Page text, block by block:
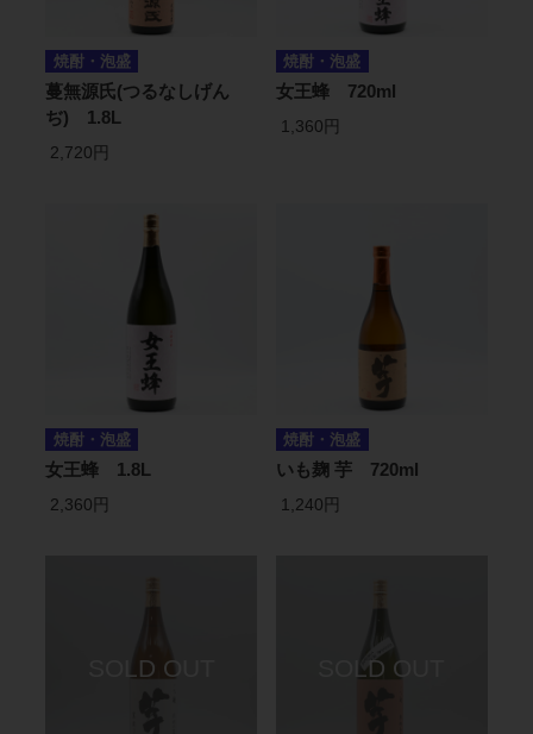
焼酎・泡盛
蔓無源氏(つるなしげん
ぢ) 1.8L
2,720円
焼酎・泡盛
女王蜂 720ml
1,360円
焼酎・泡盛
女王蜂 1.8L
2,360円
焼酎・泡盛
いも麹 芋 720ml
1,240円